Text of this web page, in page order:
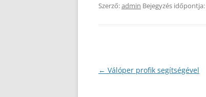
Szerző:admin Bejegyzés időpontja:
Bejegyzés
← Válóper profik segítségével